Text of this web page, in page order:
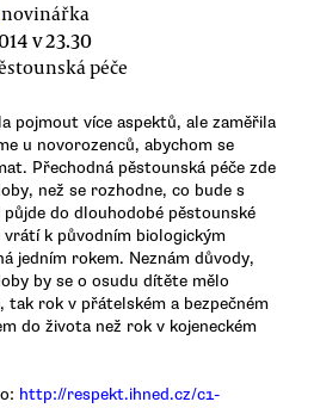
novinářka
v 23.30
péče
pojmout více aspektů, ale zaměřila
u novorozenců, abychom se
Přechodná pěstounská péče zde
než se rozhodne, co bude s
do dlouhodobé pěstounské
vrátí k původním biologickým
jedním rokem. Neznám důvody,
by se o osudu dítěte mělo
tak rok v přátelském a bezpečném
do života než rok v kojeneckém
http://respekt.ihned.cz/c1-